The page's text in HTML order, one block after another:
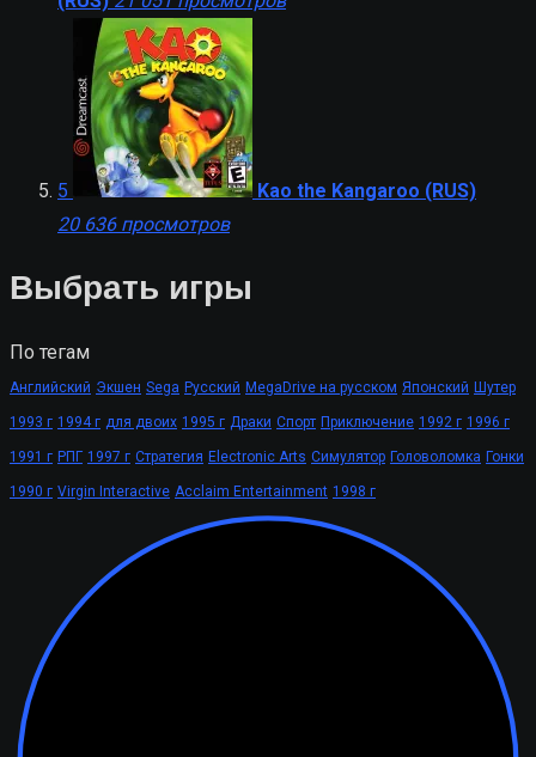
5
Kao the Kangaroo (RUS)
20 636 просмотров
Выбрать игры
По тегам
Английский Экшен Sega Русский MegaDrive на русском Японский Шутер
1993 г 1994 г для двоих 1995 г Драки Спорт Приключение 1992 г 1996 г
1991 г РПГ 1997 г Стратегия Electronic Arts Симулятор Головоломка Гонки
1990 г Virgin Interactive Acclaim Entertainment 1998 г